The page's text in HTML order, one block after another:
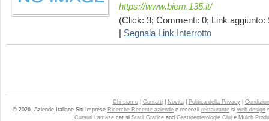
https://www.biem.135.it/
(Click: 3; Commenti: 0; Link aggiunto:
Segnala Link Interrotto
Chi siamo| Contatti| Novita| Politica della Privacy|
© 2026. Aziende Italiane Siti Imprese Ricerche Recente aziende e recenzii restaurante si web design
Cursuri Lamazecat si Statii Graficeand Gastroenterologie Cluje Mulch